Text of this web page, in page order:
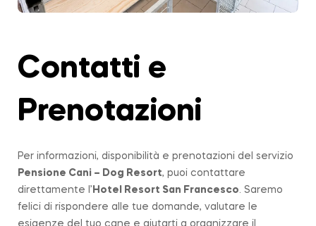
Contatti e
Prenotazioni
Per informazioni, disponibilità e prenotazioni del servizio
Pensione Cani – Dog Resort, puoi contattare
direttamente l’ Hotel Resort San Francesco . Saremo
felici di rispondere alle tue domande, valutare le
esigenze del tuo cane e aiutarti a organizzare il